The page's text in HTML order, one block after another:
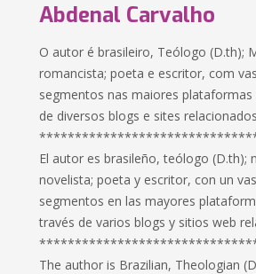
Abdenal Carvalho
O autor é brasileiro, Teólogo (D.th);
romancista; poeta e escritor, com
segmentos nas maiores
de diversos blogs e sites
El autor es brasileño, teólogo (D.th);
novelista; poeta y escritor, con un
segmentos en las mayores
través de varios blogs y sitios web
The author is Brazilian, Theologian